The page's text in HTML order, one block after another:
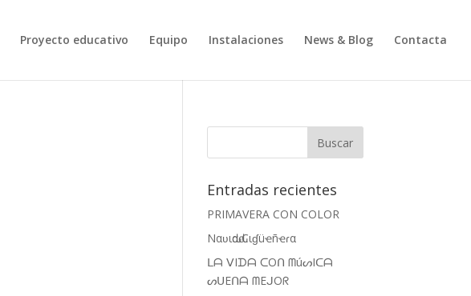
Proyecto educativo Equipo Instalaciones News & Blog Contacta
Entradas recientes
PRIMAVERA CON COLOR
Nαʋιԃαԃ Cιɠüҽñҽɾα
ᒪᗩ ᐯIᗪᗩ ᑕOᑎ ᗰúᔕIᑕᗩ
ᔕᑌEᑎᗩ ᗰEᒍOᖇ